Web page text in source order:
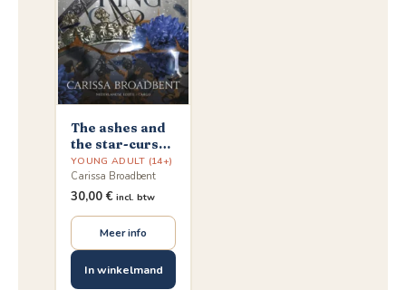
The ashes and
the star-cursed
king
YOUNG ADULT (14+)
Carissa Broadbent
30,00 € incl. btw
Meer info
In winkelmand